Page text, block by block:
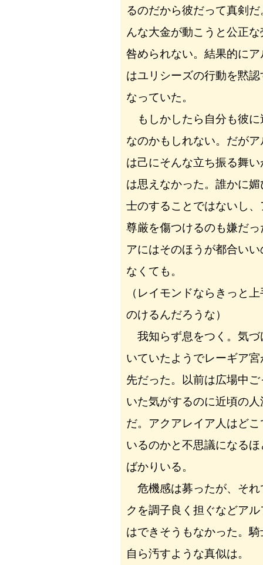
るのだから彼だって真剣
んな大金が動こうと公正
咎められない。結果的に
はユリシーズの行動を黙
なっていた。
もしかしたら自分も彼に
なのかもしれない。だが
は己にそんな立ち振る舞
は思えなかった。誰かに
士のすることではないし
尊厳を傷つけるのも嫌だ
アにはそのほうが都合い
なくても。
（レイモンドならきっと
のけるんだろうな）
我知らず息をつく。気づ
いていたようでレーギア
先だった。以前は広場中
いた気がするのに近頃の
だ。アクアレイア人はど
いるのかと不思議になる
ばかりいる。
危機感は募ったが、それ
クを調子良く担ぐなどア
はできそうもなかった。
自ら汚すような真似は。